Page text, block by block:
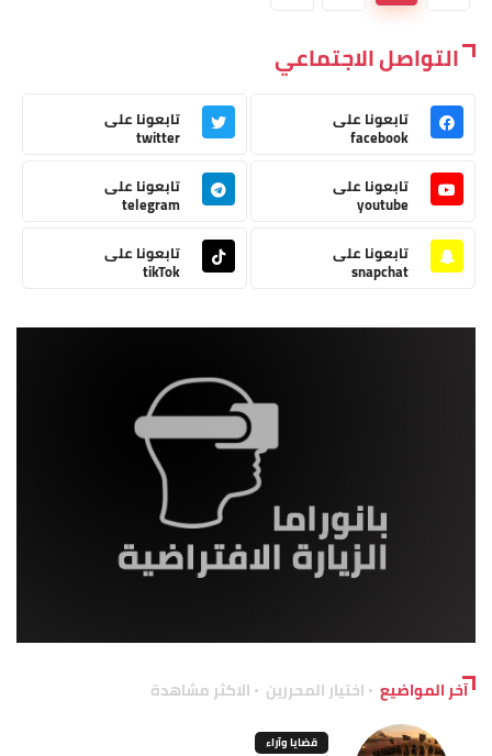
التواصل الاجتماعي
تابعونا على
facebook
تابعونا على
twitter
تابعونا على
youtube
تابعونا على
telegram
تابعونا على
snapchat
تابعونا على
tikTok
آخر المواضيع اختيار المحررين الاكثر مشاهدة
قضايا وآراء